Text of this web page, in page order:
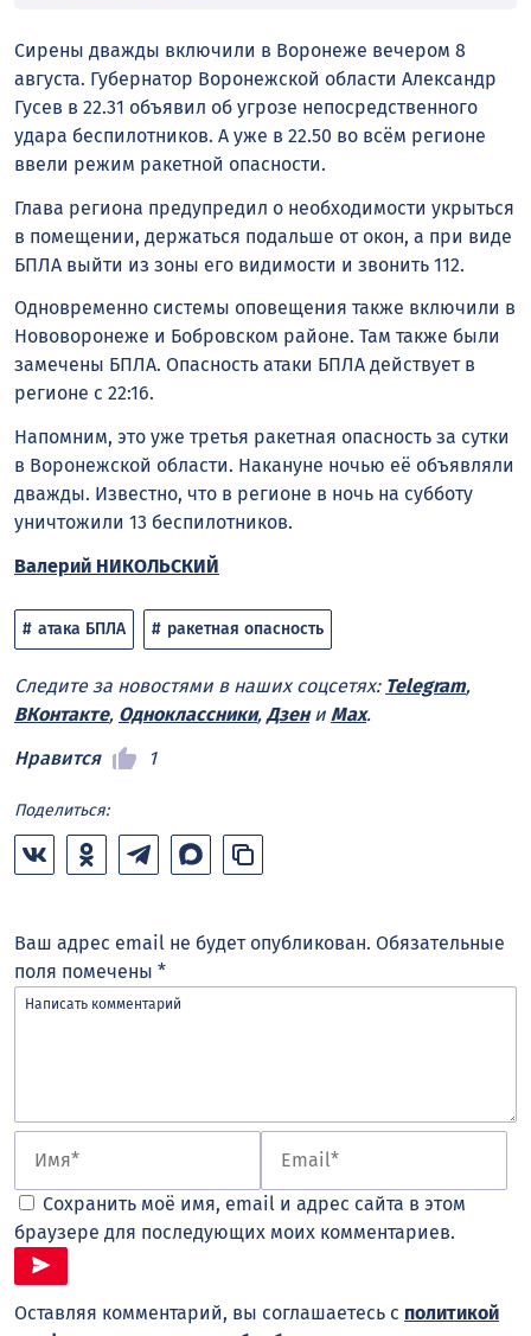
Сирены дважды включили в Воронеже вечером 8
августа. Губернатор Воронежской области Александр
Гусев в 22.31 объявил об угрозе непосредственного
удара беспилотников. А уже в 22.50 во всём регионе
ввели режим ракетной опасности.
Глава региона предупредил о необходимости укрыться
в помещении, держаться подальше от окон, а при виде
БПЛА выйти из зоны его видимости и звонить 112.
Одновременно системы оповещения также включили в
Нововоронеже и Бобровском районе. Там также были
замечены БПЛА. Опасность атаки БПЛА действует в
регионе с 22:16.
Напомним, это уже третья ракетная опасность за сутки
в Воронежской области. Накануне ночью её объявляли
дважды. Известно, что в регионе в ночь на субботу
уничтожили 13 беспилотников.
Валерий НИКОЛЬСКИЙ
атака БПЛА ракетная опасность
Следите за новостями в наших соцсетях: Telegram,
ВКонтакте, Одноклассники, Дзени Max.
Нравится
1
Поделиться:
Ваш адрес email не будет опубликован. Обязательные
поля помечены *
Сохранить моё имя, email и адрес сайта в этом
браузере для последующих моих комментариев.
Оставляя комментарий, вы соглашаетесь с политикой